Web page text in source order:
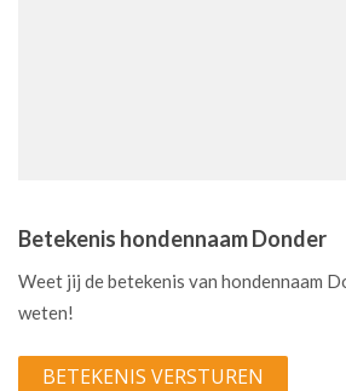
Betekenis hondennaam Donder
Weet jij de betekenis van hondennaam
weten!
BETEKENIS VERSTUREN